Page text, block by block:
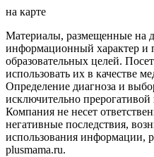
на карте
Материалы, размещенные на
информационный характер и
образовательных целей.
использовать их в качестве
Определение диагноза и
исключительно
Компания не несет
негативные последствия,
использования информации,
plusmama.ru.